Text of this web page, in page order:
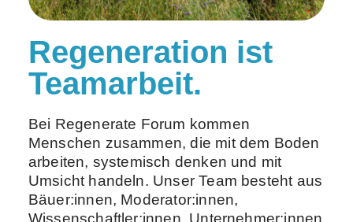
Regeneration ist
Teamarbeit.
Bei Regenerate Forum kommen
Menschen zusammen, die mit dem Boden
arbeiten, systemisch denken und mit
Umsicht handeln. Unser Team besteht aus
Bäuer:innen, Moderator:innen,